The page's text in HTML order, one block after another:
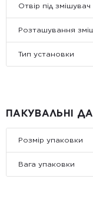
Отвір під змішувач
Розташування
Тип установки
ПАКУВАЛЬНІ
Розмір упаковки
Вага упаковки